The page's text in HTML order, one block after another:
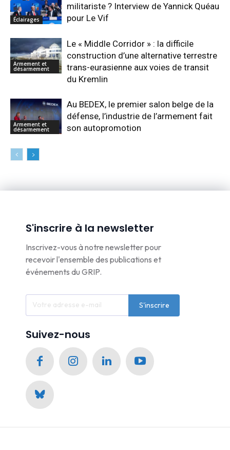
Éclairages
militariste ? Interview de Yannick Quéau
pour Le Vif
Armement et
désarmement
Le « Middle Corridor » : la difficile
construction d’une alternative terrestre
trans-eurasienne aux voies de transit
du Kremlin
Armement et
désarmement
Au BEDEX, le premier salon belge de la
défense, l’industrie de l’armement fait
son autopromotion
S'inscrire à la newsletter
Inscrivez-vous à notre newsletter pour
recevoir l'ensemble des publications et
événements du GRIP.
S'inscrire
Suivez-nous